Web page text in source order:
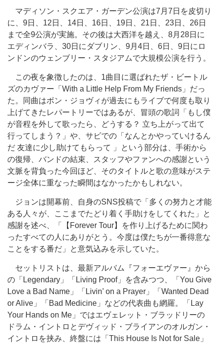
マディソン・スクエア・ガーデン公演は7月7日を皮切り
に、9日、12日、14日、16日、19日、21日、23日、26日
まで全9公演が実施。その後は大西洋を越え、8月28日に
エディンバラ、30日にダブリン、9月4日、6日、9日にロ
ンドンのウェンブリー・スタジアムで大規模公演を行う。
この夜を象徴したのは、1曲目に選ばれたザ・ビートル
ズのカヴァー「With a Little Help From My Friends」だっ
た。同曲はボン・ジョヴィが過去にもライブで何度も取り
上げてきたレパートリーではあるが、冒頭の歌詞「もし僕
が音程を外して歌ったら、どうする？ 立ち上がって出て
行ってしまう？」や、サビでの「なんとかやっていけるん
だ 友達に少し助けてもらって 」という部分は、手術から
の復帰、バンドの結束、スタッフやファンへの感謝という
文脈を背負った今回ほど、そのタイトルと歌の意味がステ
ージ全体に重なった瞬間はなかったかもしれない。
ジョンは開幕前、自身のSNS投稿で「多くの努力と才能
ある人々が、ここまでたどり着く手助けをしてくれた」と
感謝を述べ、「【Forever Tour】を作り上げるために関わ
ったすべての人にありがとう。今度は僕たちが一番得意な
ことをする番だ」と意気込みを示していた。
セットリストは、最新アルバム『フォーエヴァー』から
の「Legendary」「Living Proof」を含みつつ、「You Give
Love a Bad Name」「Livin’ on a Prayer」「Wanted Dead
or Alive」「Bad Medicine」などの代表曲も網羅。「Lay
Your Hands on Me」ではエヴェレット・ブラッドリーの
ドラム・イントロとデヴィッド・ブライアンのオルガン・
イントロを挟み、終盤には「This House Is Not for Sale」